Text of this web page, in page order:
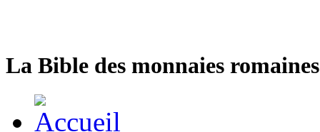
La Bible des monnaies